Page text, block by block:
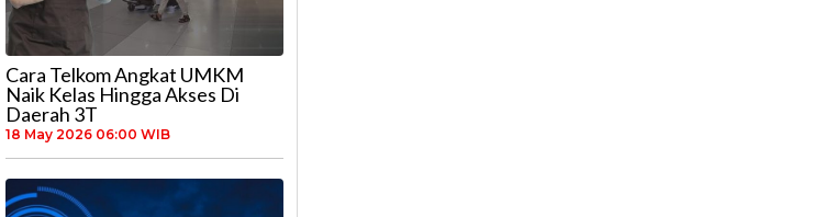
Cara Telkom Angkat UMKM
Naik Kelas Hingga Akses Di
Daerah 3T
18 May 2026 06:00 WIB